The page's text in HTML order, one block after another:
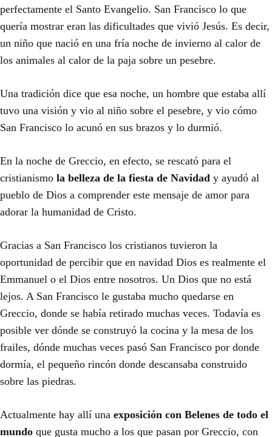
perfectamente el Santo Evangelio. San Francisco lo que
quería mostrar eran las dificultades que vivió Jesús. Es decir,
un niño que nació en una fría noche de invierno al calor de
los animales al calor de la paja sobre un pesebre.
Una tradición dice que esa noche, un hombre que estaba allí
tuvo una visión y vio al niño sobre el pesebre, y vio cómo
San Francisco lo acunó en sus brazos y lo durmió.
En la noche de Greccio, en efecto, se rescató para el
cristianismo la belleza de la fiesta de Navidad y ayudó al
pueblo de Dios a comprender este mensaje de amor para
adorar la humanidad de Cristo.
Gracias a San Francisco los cristianos tuvieron la
oportunidad de percibir que en navidad Dios es realmente el
Emmanuel o el Dios entre nosotros. Un Dios que no está
lejos. A San Francisco le gustaba mucho quedarse en
Greccio, donde se había retirado muchas veces. Todavía es
posible ver dónde se construyó la cocina y la mesa de los
frailes, dónde muchas veces pasó San Francisco por donde
dormía, el pequeño rincón donde descansaba construido
sobre las piedras.
Actualmente hay allí una exposición con Belenes de todo el
mundo que gusta mucho a los que pasan por Greccio, con